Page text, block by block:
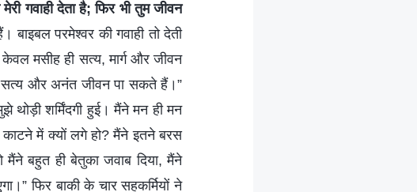
गवाही देता है; फिर भी तुम जीवन
परमेश्वर की गवाही तो देती
मसीह ही सत्य, मार्ग और जीवन
सत्य और अनंत जीवन पा सकते हैं।”
शर्मिंदगी हुई। मैंने मन ही मन
में क्यों लगे हो? मैंने इतने बरस
बहुत ही बेतुका जवाब दिया, मैंने
फिर बाकी के चार सहकर्मियों ने